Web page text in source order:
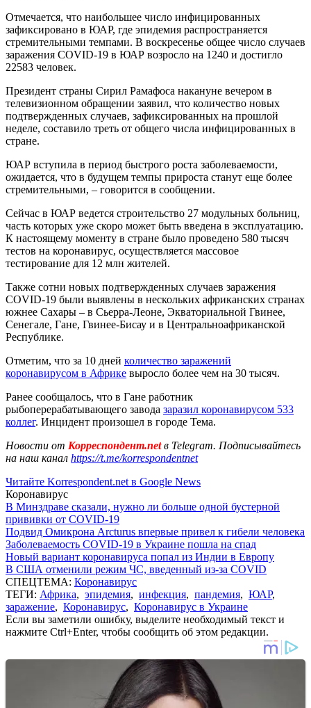
Отмечается, что наибольшее число инфицированных
зафиксировано в ЮАР, где эпидемия распространяется
стремительными темпами. В воскресенье общее число случаев
заражения COVID-19 в ЮАР возросло на 1240 и достигло
22583 человек.
Президент страны Сирил Рамафоса накануне вечером в
телевизионном обращении заявил, что количество новых
подтвержденных случаев, зафиксированных на прошлой
неделе, составило треть от общего числа инфицированных в
стране.
ЮАР вступила в период быстрого роста заболеваемости,
ожидается, что в будущем темпы прироста станут еще более
стремительными, – говорится в сообщении.
Сейчас в ЮАР ведется строительство 27 модульных больниц,
часть которых уже скоро может быть введена в эксплуатацию.
К настоящему моменту в стране было проведено 580 тысяч
тестов на коронавирус, осуществляется массовое
тестирование для 12 млн жителей.
Также сотни новых подтвержденных случаев заражения
COVID-19 были выявлены в нескольких африканских странах
южнее Сахары – в Сьерра-Леоне, Экваториальной Гвинее,
Сенегале, Гане, Гвинее-Бисау и в Центральноафриканской
Республике.
Отметим, что за 10 дней количество заражений
коронавирусом в Африке выросло более чем на 30 тысяч.
Ранее сообщалось, что в Гане работник
рыбоперерабатывающего завода заразил коронавирусом 533
коллег. Инцидент произошел в городе Тема.
Новости от Корреспондент.netв Telegram. Подписывайтесь
на наш канал https://t.me/korrespondentnet
Читайте Korrespondent.net в Google News
Коронавирус
В Минздраве сказали, нужно ли больше одной бустерной
прививки от COVID-19
Подвид Омикрона Arcturus впервые привел к гибели человека
Заболеваемость COVID-19 в Украине пошла на спад
Новый вариант коронавируса попал из Индии в Европу
В США отменили режим ЧС, введенный из-за COVID
СПЕЦТЕМА: Коронавирус
ТЕГИ: Африка, эпидемия, инфекция, пандемия, ЮАР,
заражение, Коронавирус, Коронавирус в Украине
Если вы заметили ошибку, выделите необходимый текст и
нажмите Ctrl+Enter, чтобы сообщить об этом редакции.